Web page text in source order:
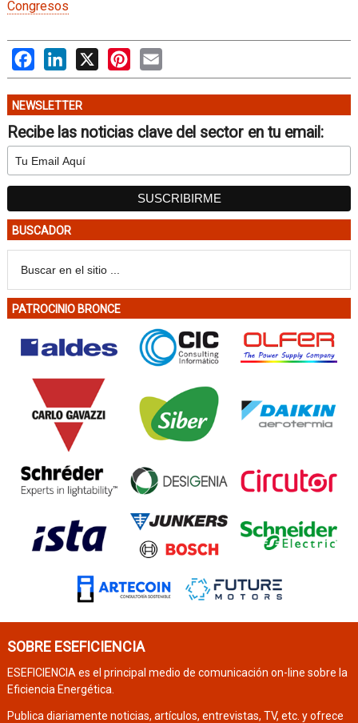
Congresos
FacebookLinkedIn
X PinterestEmail
NEWSLETTER
Recibe las noticias clave del sector en tu email:
BUSCADOR
PATROCINIO BRONCE
SOBRE ESEFICIENCIA
ESEFICIENCIA es el principal medio de comunicación on-line sobre la
Eficiencia Energética.
Publica diariamente noticias, artículos, entrevistas, TV, etc. y ofrece